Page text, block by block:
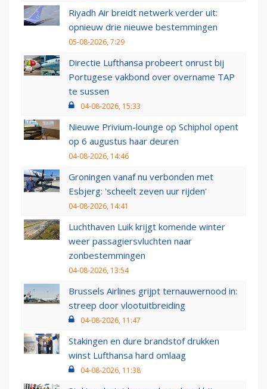
Riyadh Air breidt netwerk verder uit:
opnieuw drie nieuwe bestemmingen
05-08-2026, 7:29
Directie Lufthansa probeert onrust bij
Portugese vakbond over overname TAP
te sussen
04-08-2026, 15:33
Nieuwe Privium-lounge op Schiphol opent
op 6 augustus haar deuren
04-08-2026, 14:46
Groningen vanaf nu verbonden met
Esbjerg: 'scheelt zeven uur rijden'
04-08-2026, 14:41
Luchthaven Luik krijgt komende winter
weer passagiersvluchten naar
zonbestemmingen
04-08-2026, 13:54
Brussels Airlines grijpt ternauwernood in:
streep door vlootuitbreiding
04-08-2026, 11:47
Stakingen en dure brandstof drukken
winst Lufthansa hard omlaag
04-08-2026, 11:38